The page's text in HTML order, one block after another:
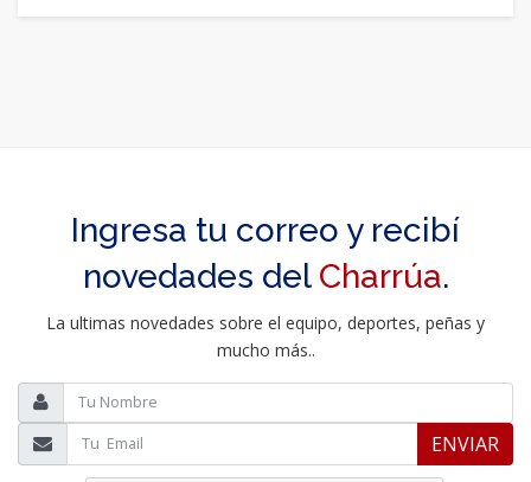
Ingresa tu correo y recibí
novedades del Charrúa.
La ultimas novedades sobre el equipo, deportes, peñas y
mucho más..
ENVIAR